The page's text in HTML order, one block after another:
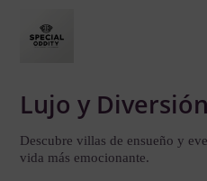
Lujo y Diversión
Descubre villas de ensueño y
vida más emocionante.